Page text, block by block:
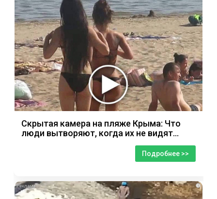
Скрытая камера на пляже Крыма: Что
люди вытворяют, когда их не видят...
Подробнее >>
i